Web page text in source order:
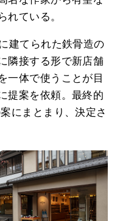
れている。
建てられた鉄骨造の
隣接する形で新店舗
一体で使うことが目
提案を依頼。最終的
にまとまり、決定さ